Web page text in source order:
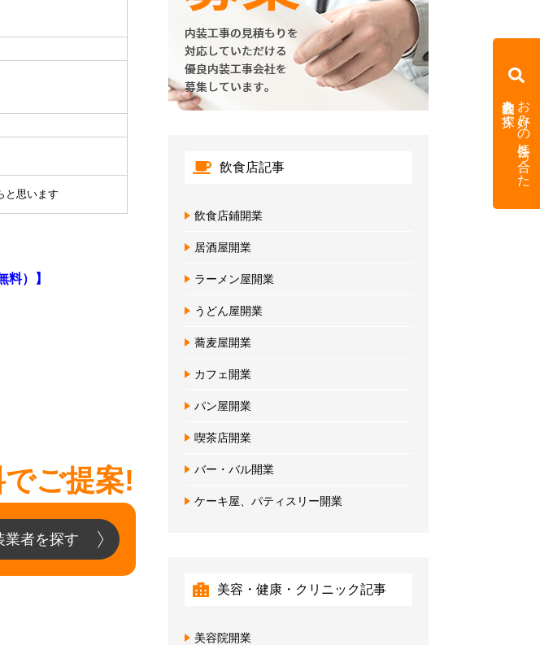
と思います
）】
ご提案!
業者を探す
飲食店記事
飲食店鋪開業
居酒屋開業
ラーメン屋開業
うどん屋開業
蕎麦屋開業
カフェ開業
パン屋開業
喫茶店開業
バー・バル開業
ケーキ屋、パティスリー開業
美容・健康・クリニック記事
美容院開業
お好みの条件に合った
内装会社を探す